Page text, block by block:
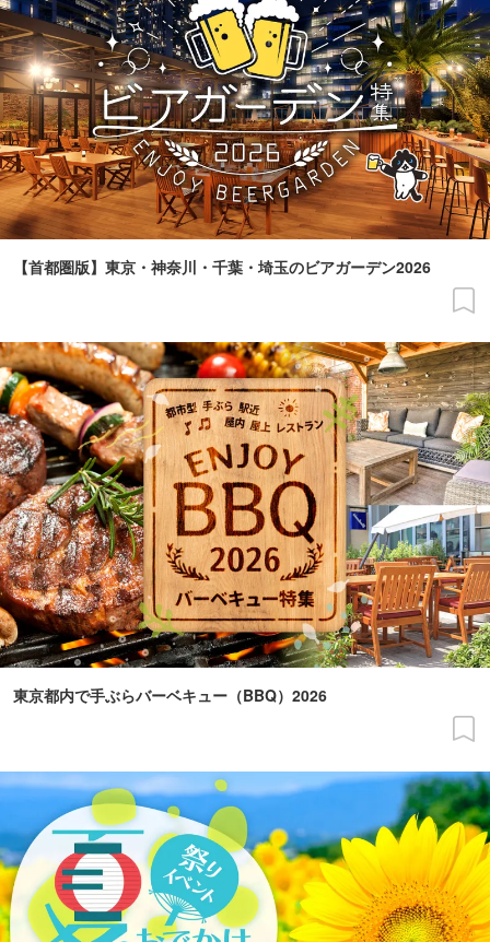
【首都圏版】東京・神奈川・千葉・埼玉のビアガーデン2026
東京都内で手ぶらバーベキュー（BBQ）2026